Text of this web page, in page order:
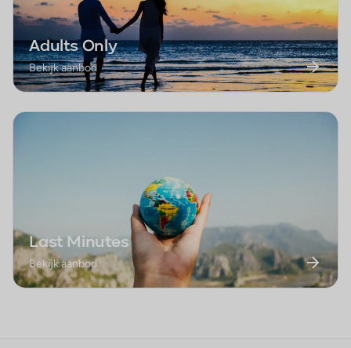
Adults Only
Bekijk aanbod
Last Minutes
Bekijk aanbod